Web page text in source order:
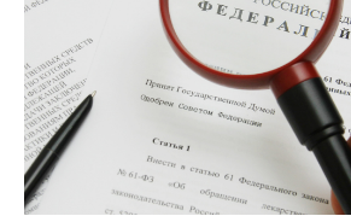
8(800)234-93-88